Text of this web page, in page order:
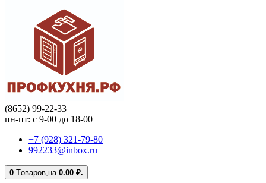
(8652) 99-22-33
пн-пт: с 9-00 до 18-00
+7 (928) 321-79-80
992233@inbox.ru
0 Tоваров, на 0.00 ₽.